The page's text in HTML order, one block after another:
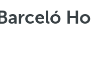
Barceló